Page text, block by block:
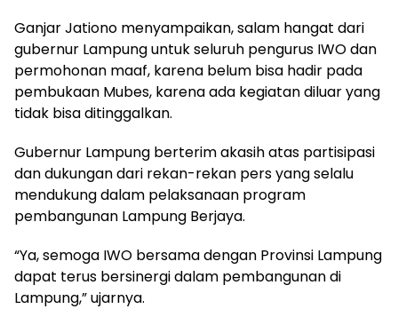
Ganjar Jationo menyampaikan, salam hangat dari
gubernur Lampung untuk seluruh pengurus IWO dan
permohonan maaf, karena belum bisa hadir pada
pembukaan Mubes, karena ada kegiatan diluar yang
tidak bisa ditinggalkan.
Gubernur Lampung berterim akasih atas partisipasi
dan dukungan dari rekan-rekan pers yang selalu
mendukung dalam pelaksanaan program
pembangunan Lampung Berjaya.
“Ya, semoga IWO bersama dengan Provinsi Lampung
dapat terus bersinergi dalam pembangunan di
Lampung,” ujarnya.